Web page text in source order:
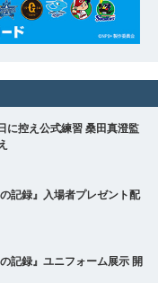
に控え公式練習 桑田真澄監
記録』入場者プレゼント配
記録』ユニフォーム展示 開